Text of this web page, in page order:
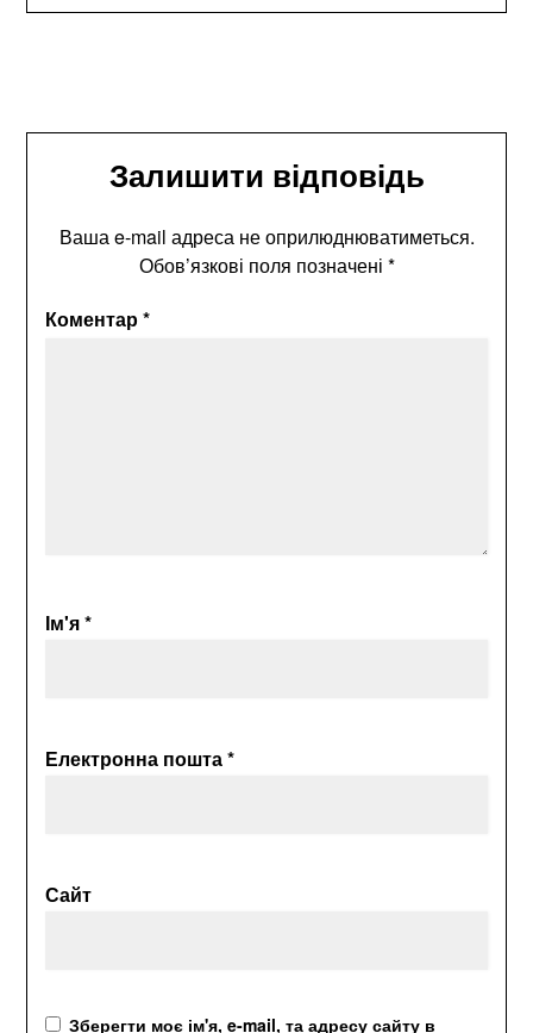
Залишити відповідь
Ваша e-mail адреса не оприлюднюватиметься.
Обов’язкові поля позначені *
Коментар*
Ім'я*
Електронна пошта*
Сайт
Зберегти моє ім'я, e-mail, та адресу сайту в